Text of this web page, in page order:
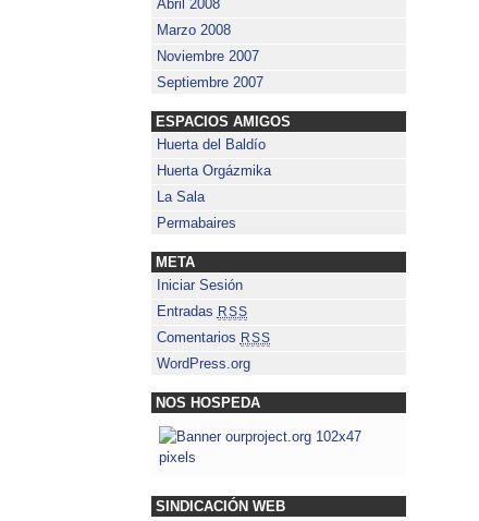
Abril 2008
Marzo 2008
Noviembre 2007
Septiembre 2007
ESPACIOS AMIGOS
Huerta del Baldío
Huerta Orgázmika
La Sala
Permabaires
META
Iniciar Sesión
Entradas RSS
Comentarios RSS
WordPress.org
NOS HOSPEDA
SINDICACIÓN WEB